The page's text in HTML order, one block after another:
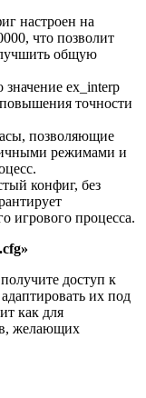
настроен на
что позволит
общую
значение ex_interp
точности
позволяющие
режимами и
конфиг, без
игрового процесса.
доступ к
их под
как для
желающих